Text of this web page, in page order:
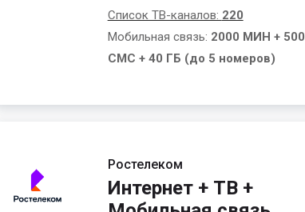
Список ТВ-каналов: 220
Мобильная связь: 2000 МИН + 500
СМС + 40 ГБ (до 5 номеров)
Ростелеком
Интернет + ТВ +